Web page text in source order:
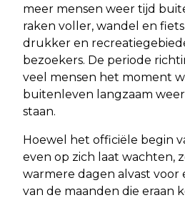
meer mensen weer tijd
raken voller, wandel en
drukker en
bezoekers. De periode
veel mensen het moment
buitenleven langzaam
staan.
Hoewel het officiële begin
even op zich laat wachten,
warmere dagen alvast voor
van de maanden die eraan